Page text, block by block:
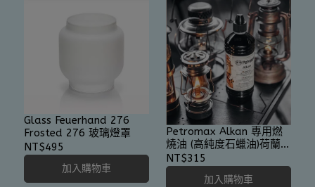
Glass Feuerhand 276
Frosted 276 玻璃燈罩
NT$495
加入購物車
Petromax Alkan 專用燃
燒油 (高純度石蠟油)荷蘭製
造
NT$315
加入購物車